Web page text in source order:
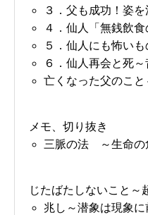
３．父も成功！姿
４．仙人「無銭飲
５．仙人にも怖い
６．仙人再会と死
亡くなった父のこ
メモ、切り抜き
三脈の法 ～生命
じたばたしないこと～
兆し～潜象は現象に